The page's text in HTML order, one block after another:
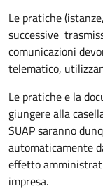
Le pratiche
successive
comunicazioni
telematico,
Le pratiche e la
giungere alla
SUAP saranno
automaticamente
effetto
impresa.